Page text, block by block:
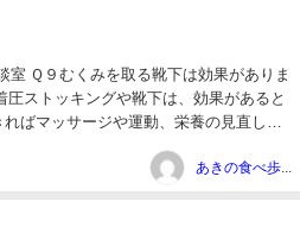
Ｑ９むくみを取る靴下は効果がありま
ストッキングや靴下は、効果があると
ばマッサージや運動、栄養の見直しか
あきの食べ歩きハッピー部管理人